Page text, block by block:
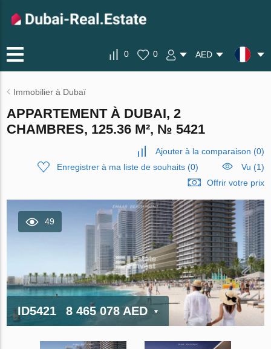
0 0 AED
Immobilier à Dubaï
APPARTEMENT À DUBAI, 2
CHAMBRES, 125.36 M², № 5421
Ajouter à la comparaison (0)
Enregistrer à ma liste de souhaits(0)
Vu (1)
Offrir votre prix
49
ID5421 8 465 078 AED